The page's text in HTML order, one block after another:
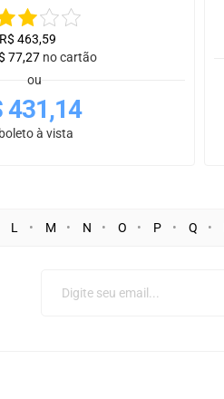
R$ 463,59
77,27 no cartão
ou
431,14
à vista
L M N O P Q